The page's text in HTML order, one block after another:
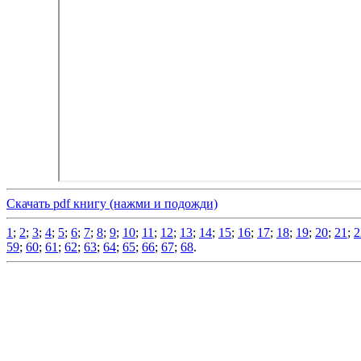
Скачать pdf книгу (нажми и подожди)
1 ; 2; 3; 4; 5; 6; 7; 8; 9; 10; 11 ; 12; 13; 14; 15; 16; 17; 18; 19; 20; 21 ;
59; 60; 61 ; 62; 63; 64; 65; 66; 67; 68.